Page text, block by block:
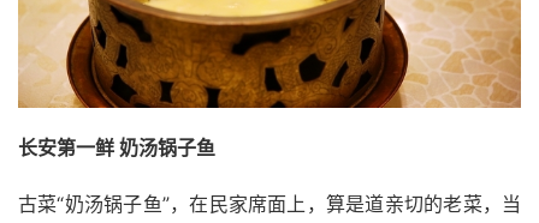
长安第一鲜 奶汤锅子鱼
古菜“奶汤锅子鱼”，在民家席面上，算是道亲切的老菜，当